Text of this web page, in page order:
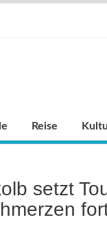
Reise
setzt